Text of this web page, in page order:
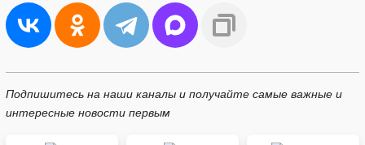
Подпишитесь на наши каналы и получайте самые важные и
интересные новости первым